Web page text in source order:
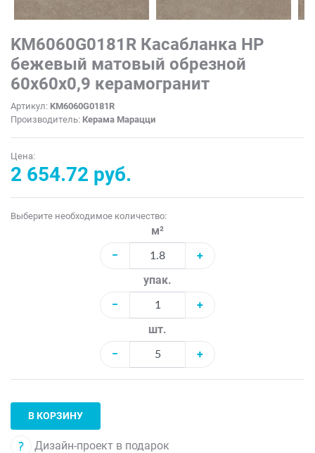
KM6060G0181R Касабланка HP
бежевый матовый обрезной
60x60x0,9 керамогранит
Артикул: KM6060G0181R
Производитель: Керама Марацци
Цена:
2 654.72 руб.
Выберите необходимое количество:
м²
−
+
упак.
−
+
шт.
−
+
В КОРЗИНУ
Дизайн-проект в подарок